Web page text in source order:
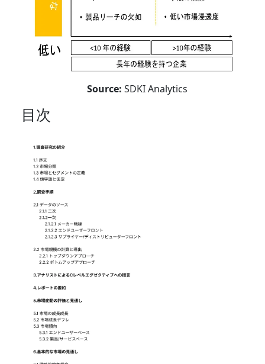
Source: SDKI Analytics
目次